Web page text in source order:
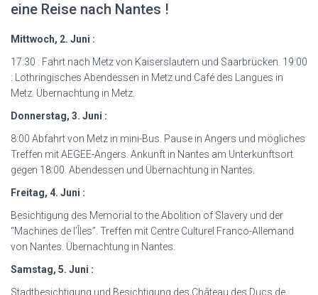
eine Reise nach Nantes !
Mittwoch, 2. Juni :
17:30 : Fahrt nach Metz von Kaiserslautern und Saarbrücken. 19:00
: Lothringisches Abendessen in Metz und Café des Langues in
Metz. Übernachtung in Metz.
Donnerstag, 3. Juni :
8:00 Abfahrt von Metz in mini-Bus. Pause in Angers und mögliches
Treffen mit AEGEE-Angers. Ankunft in Nantes am Unterkunftsort
gegen 18:00. Abendessen und Übernachtung in Nantes.
Freitag, 4. Juni :
Besichtigung des Memorial to the Abolition of Slavery und der
“Machines de l’Îles”. Treffen mit Centre Culturel Franco-Allemand
von Nantes. Übernachtung in Nantes.
Samstag, 5. Juni :
Stadtbesichtigung und Besichtigung des Château des Ducs de